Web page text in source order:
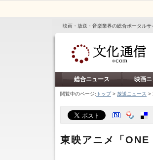
映画・放送・音楽業界の総合ポータルサ
総合ニュース 映画
閲覧中のページ: トップ> 放送ニュース >
東映アニメ「